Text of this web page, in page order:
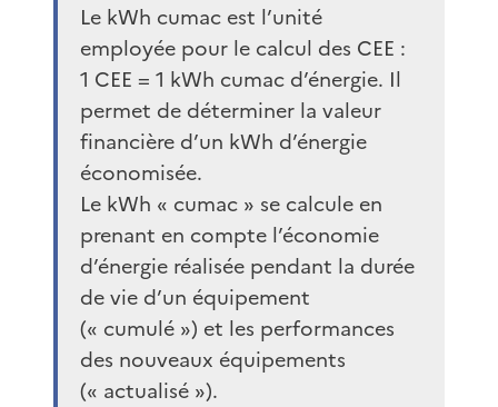
Le kWh cumac est l’unité
employée pour le calcul des CEE :
1 CEE = 1 kWh cumac d’énergie. Il
permet de déterminer la valeur
financière d’un kWh d’énergie
économisée.
Le kWh « cumac » se calcule en
prenant en compte l’économie
d’énergie réalisée pendant la durée
de vie d’un équipement
(« cumulé ») et les performances
des nouveaux équipements
(« actualisé »).